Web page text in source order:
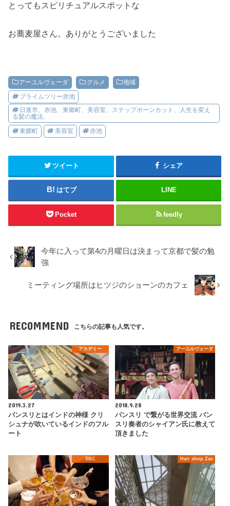
とってもスピリチュアルスポットな
お蕎麦屋さん。ありがとうございました
アーユルヴェーダ グルメ 地域
プライムツリー赤池
日進市、赤池、東郷町、美容室、ステップボーンカット、人生を変え
る髪の魔法、
東郷町 美容室 赤池
ツイート シェア
はてブ LINE
Pocket feedly
今年に入って第4の月曜日は決まって京都で髪の勉
強
ミーティング場所はヒツジのショーンのカフェ
RECOMMEND こちらの記事も人気です。
アカデミー
2019.3.27
バンスリとはインドの神様 クリ
シュナが吹いているインドのフル
ート
アーユルヴェーダ
2018.9.28
バンスリ で繋がる世界交流 バン
スリ奏者のシャイアン氏に教えて
頂きました
SBC Hair shop Zac